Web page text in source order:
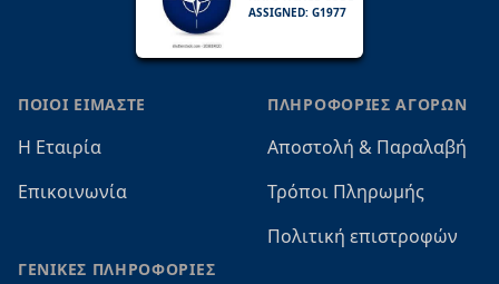
ASSIGNED: G1977
ΠΟΙΟΙ ΕΙΜΑΣΤΕ
Η Εταιρία
Επικοινωνία
ΓΕΝΙΚΕΣ ΠΛΗΡΟΦΟΡΙΕΣ
ΠΛΗΡΟΦΟΡΙΕΣ ΑΓΟΡΩΝ
Αποστολή & Παραλαβή
Τρόποι Πληρωμής
Πολιτική επιστροφών